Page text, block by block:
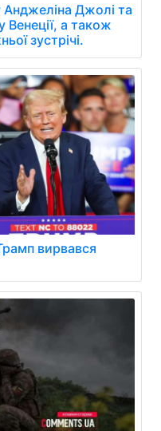
Джолі та
Венеції, а також
зустрічі.
вирвався